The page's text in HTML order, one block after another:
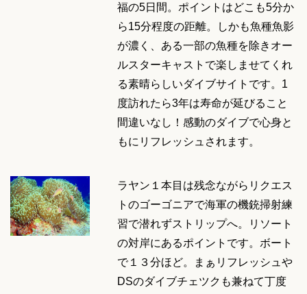
福の5日間。ポイントはどこも5分か
ら15分程度の距離。しかも魚種魚影
が濃く、ある一部の魚種を除きオー
ルスターキャストで楽しませてくれ
る素晴らしいダイブサイトです。1
度訪れたら3年は寿命が延びること
間違いなし！感動のダイブで心身と
もにリフレッシュされます。
ラヤン１本目は残念ながらリクエス
トのゴーゴニアで海軍の機銃掃射練
習で潜れずストリップへ。リソート
の対岸にあるポイントです。ボート
で１３分ほど。まぁリフレッシュや
DSのダイブチェツクも兼ねて丁度